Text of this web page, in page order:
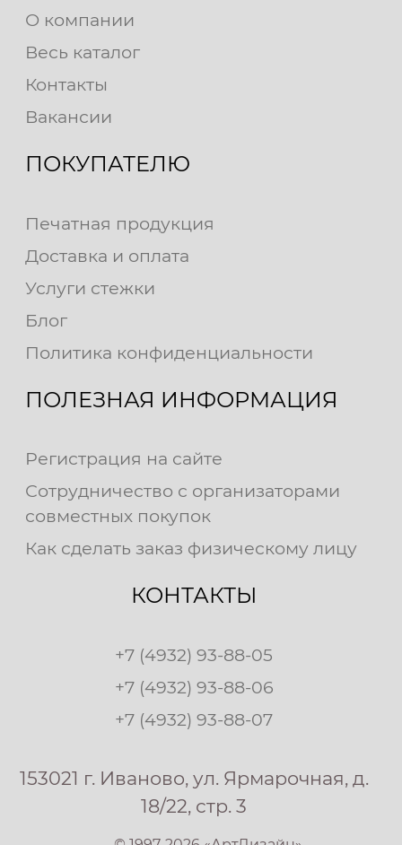
О компании
Весь каталог
Контакты
Вакансии
ПОКУПАТЕЛЮ
Печатная продукция
Доставка и оплата
Услуги стежки
Блог
Политика конфиденциальности
ПОЛЕЗНАЯ ИНФОРМАЦИЯ
Регистрация на сайте
Сотрудничество с организаторами
совместных покупок
Как сделать заказ физическому лицу
КОНТАКТЫ
+7 (4932) 93-88-05
+7 (4932) 93-88-06
+7 (4932) 93-88-07
153021 г. Иваново, ул. Ярмарочная, д.
18/22, стр. 3